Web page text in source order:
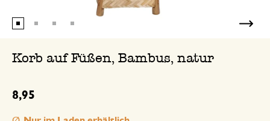
Korb auf Füßen, Bambus, natur
8,95